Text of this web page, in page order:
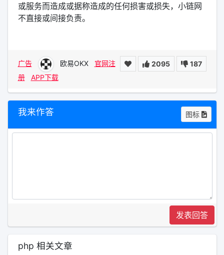
或服务而造成或据称造成的任何损害或损失，小链网
不直接或间接负责。
2095 187
广告 欧易OKX
官网注
册
APP下载
我来作答 图标
发表回答
php 相关文章